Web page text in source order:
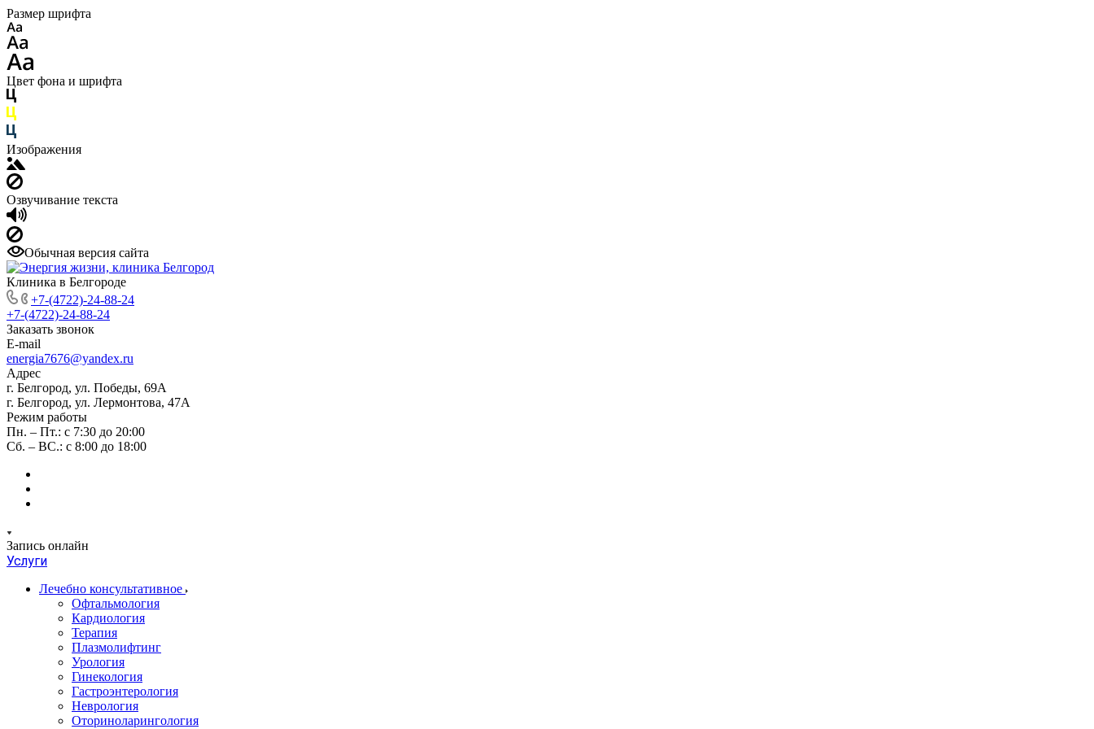
Размер шрифта
Цвет фона и шрифта
Изображения
Озвучивание текста
Обычная версия сайта
Клиника в Белгороде
+7-(4722)-24-88-24
+7-(4722)-24-88-24
Заказать звонок
E-mail
energia7676@yandex.ru
Адрес
г. Белгород, ул. Победы, 69А
г. Белгород, ул. Лермонтова, 47А
Режим работы
Пн. – Пт.: с 7:30 до 20:00
Сб. – ВС.: с 8:00 до 18:00
Запись онлайн
Услуги
Лечебно консультативное
Офтальмология
Кардиология
Терапия
Плазмолифтинг
Урология
Гинекология
Гастроэнтерология
Неврология
Оториноларингология